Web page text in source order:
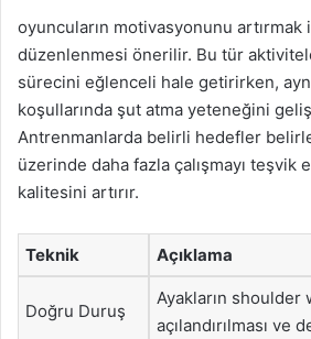
oyuncuların motivasyonunu artırmak
düzenlenmesi önerilir. Bu tür
sürecini eğlenceli hale getirirken,
koşullarında şut atma yeteneğini
Antrenmanlarda belirli hedefler
üzerinde daha fazla çalışmayı teşvik
kalitesini artırır.
Teknik Açıklama
Doğru Duruş
Ayakların shoulder
açılandırılması ve